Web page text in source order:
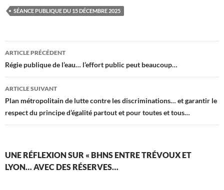
SÉANCE PUBLIQUE DU 15 DÉCEMBRE 2025
Navigation
des
articles
ARTICLE PRÉCÉDENT
Régie publique de l’eau… l’effort public peut beaucoup…
ARTICLE SUIVANT
Plan métropolitain de lutte contre les discriminations… et garantir le
respect du principe d’égalité partout et pour toutes et tous…
UNE RÉFLEXION SUR « BHNS ENTRE TRÉVOUX ET
LYON… AVEC DES RÉSERVES…